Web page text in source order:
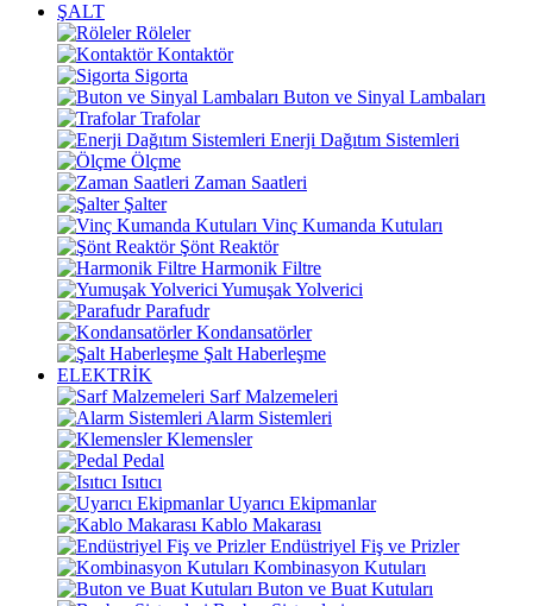
ŞALT
Röleler
Kontaktör
Sigorta
Buton ve Sinyal Lambaları
Trafolar
Enerji Dağıtım Sistemleri
Ölçme
Zaman Saatleri
Şalter
Vinç Kumanda Kutuları
Şönt Reaktör
Harmonik Filtre
Yumuşak Yolverici
Parafudr
Kondansatörler
Şalt Haberleşme
ELEKTRİK
Sarf Malzemeleri
Alarm Sistemleri
Klemensler
Pedal
Isıtıcı
Uyarıcı Ekipmanlar
Kablo Makarası
Endüstriyel Fiş ve Prizler
Kombinasyon Kutuları
Buton ve Buat Kutuları